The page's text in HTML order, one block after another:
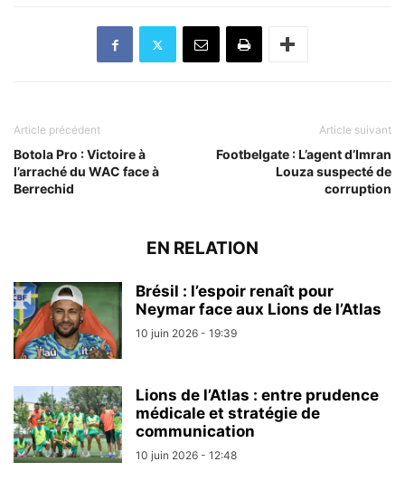
Article précédent
Botola Pro : Victoire à
l’arraché du WAC face à
Berrechid
Article suivant
Footbelgate : L’agent d’Imran
Louza suspecté de
corruption
EN RELATION
Brésil : l’espoir renaît pour
Neymar face aux Lions de l’Atlas
10 juin 2026 - 19:39
Lions de l’Atlas : entre prudence
médicale et stratégie de
communication
10 juin 2026 - 12:48